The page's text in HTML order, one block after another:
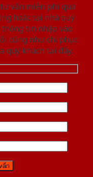
vấn miễn phí qua
hoặc tại nhà quý
tin nhập vào
cũng như chỉ phục
quý khách tại đây.